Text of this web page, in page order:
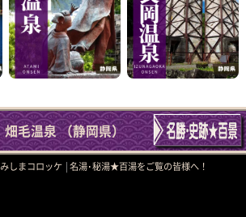
畑毛温泉 （静岡県）
みしまコロッケ 名湯･秘湯★百湯をご覧の皆様へ！